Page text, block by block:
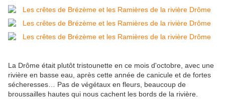
La Drôme était plutôt tristounette en ce mois d'octobre, avec une
rivière en basse eau, après cette année de canicule et de fortes
sécheresses… Pas de végétaux en fleurs, beaucoup de
broussailles hautes qui nous cachent les bords de la rivière.